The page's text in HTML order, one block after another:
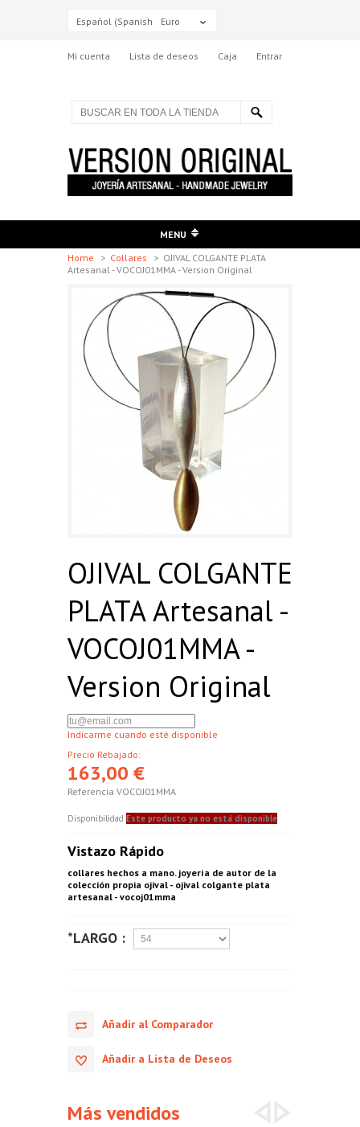
Español (Spanish) Euro
Mi cuenta Lista de deseos Caja Entrar
MENU
Home
> Collares > OJIVAL COLGANTE PLATA
Artesanal - VOCOJ01MMA - Version Original
OJIVAL COLGANTE
PLATA Artesanal -
VOCOJ01MMA -
Version Original
Indicarme cuando esté disponible
Precio Rebajado:
163,00 €
Referencia VOCOJ01MMA
Disponibilidad Este producto ya no está disponible
Vistazo Rápido
collares hechos a mano. joyería de autor de la
colección propia ojival - ojival colgante plata
artesanal - vocoj01mma
*LARGO :
Añadir al Comparador
Añadir a Lista de Deseos
Más vendidos